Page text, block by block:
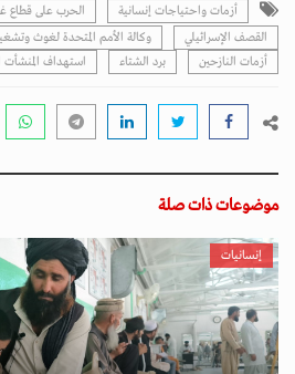
أزمات واحتياجات إنسانية الحرب على قطاع
القصف الإسرائيلي
وكالة الأمم المتحدة لغوث
أزمات النازحين
برد الشتاء استهداف المنشأت
موضوعات ذات صلة
إنسانيات